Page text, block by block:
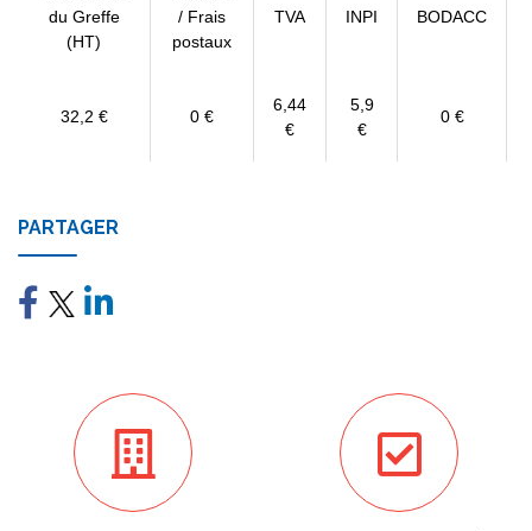
du Greffe
(HT)
/ Frais
postaux
TVA INPI BODACC
32,2 € 0 €
6,44
€
5,9
€
0 €
PARTAGER